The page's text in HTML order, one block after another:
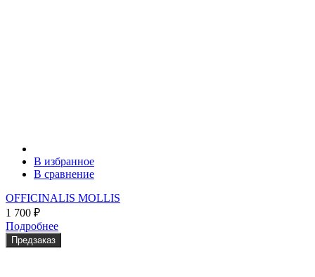
В избранное
В сравнение
OFFICINALIS MOLLIS
1 700 ₽
Подробнее
Предзаказ